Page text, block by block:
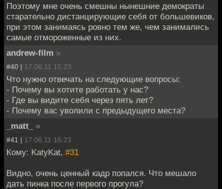
Поэтому мне очень смешны нынешние демократы
старательно дистанцирующие себя от большевиков,
при этом занимаясь ровно тем же, чем занимались
самые отмороженные из них.
andrew-film »
#40 | 17.06.11 15:23
Что нужно отвечать на следующие вопросы:
- Почему вы хотите работать у нас?
- Где вы видите себя через пять лет?
- Почему вас уволили с предыдущего места?
_matt_
»
#41 | 17.06.11 15:23
Кому: KatyKat, #31
Видно, очень ценный кадр попался. Что мешало
дать пинка после первого прогула?